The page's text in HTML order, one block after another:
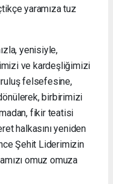
yaramıza tuz
yenisiyle,
ve kardeşliğimizi
felsefesine,
birbirimizi
fikir teatisi
halkasını yeniden
Şehit Liderimizin
omuz omuza